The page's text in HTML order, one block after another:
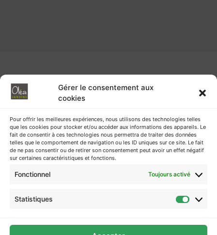
Gérer le consentement aux
cookies
Pour offrir les meilleures expériences, nous utilisons des technologies telles
que les cookies pour stocker et/ou accéder aux informations des appareils. Le
fait de consentir à ces technologies nous permettra de traiter des données
telles que le comportement de navigation ou les ID uniques sur ce site. Le fait
de ne pas consentir ou de retirer son consentement peut avoir un effet négatif
sur certaines caractéristiques et fonctions.
Fonctionnel Toujours activé
Statistiques